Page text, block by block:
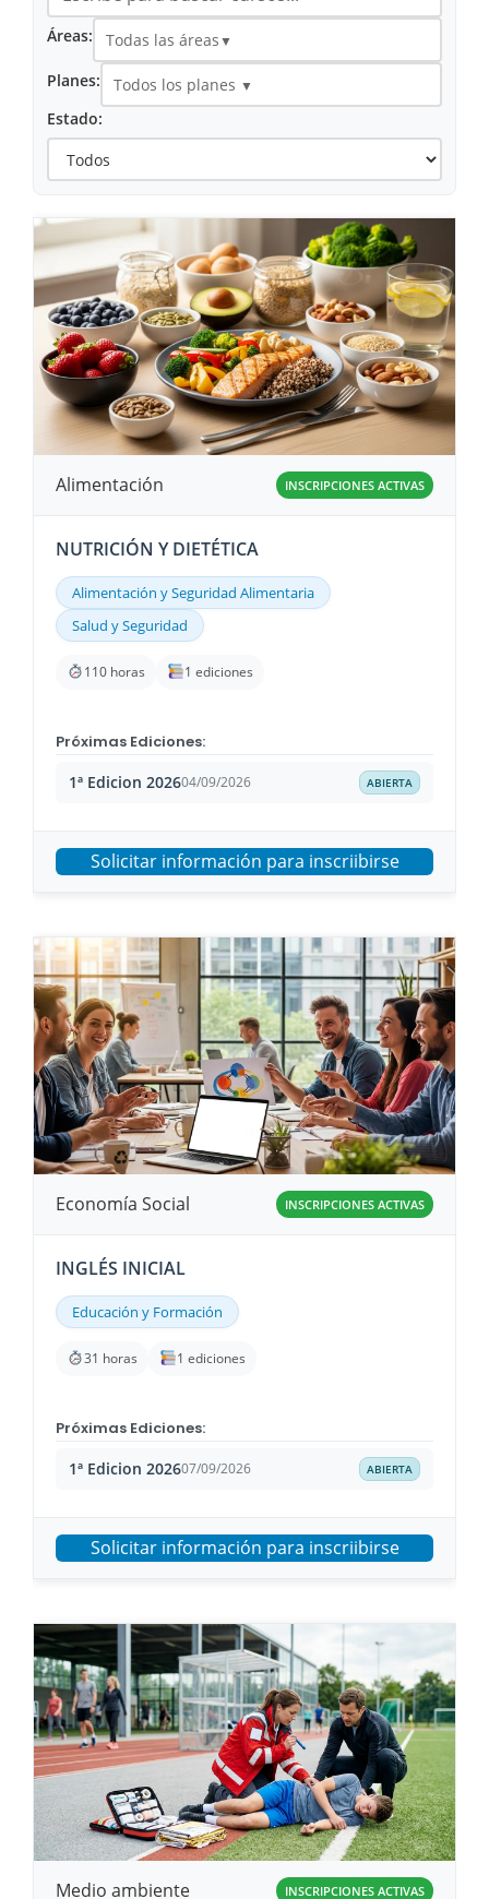
Áreas: Todas las áreas▼
Planes: Todos los planes ▼
Estado:
Alimentación INSCRIPCIONES ACTIVAS
NUTRICIÓN Y DIETÉTICA
Alimentación y Seguridad Alimentaria
Salud y Seguridad
110 horas 1 ediciones
Próximas Ediciones:
1ª Edicion 202604/09/2026 ABIERTA
Solicitar información para inscriibirse
Economía Social INSCRIPCIONES ACTIVAS
INGLÉS INICIAL
Educación y Formación
31 horas 1 ediciones
Próximas Ediciones:
1ª Edicion 202607/09/2026 ABIERTA
Solicitar información para inscriibirse
Medio ambiente INSCRIPCIONES ACTIVAS